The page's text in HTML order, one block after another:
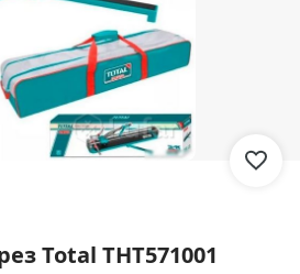
Total THT571001